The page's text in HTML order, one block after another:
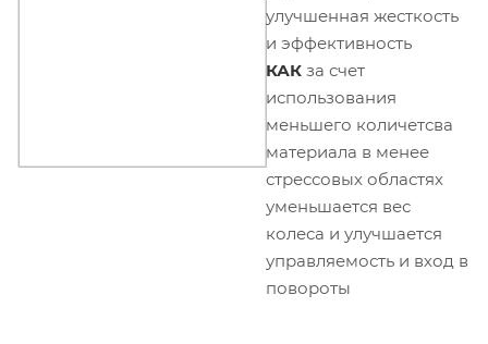
улучшенная жесткость
и эффективность
КАК за счет
использования
меньшего количетсва
материала в менее
стрессовых областях
уменьшается вес
колеса и улучшается
управляемость и вход в
повороты